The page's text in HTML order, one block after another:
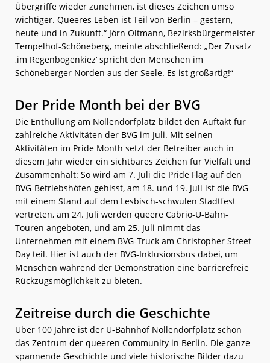
Übergriffe wieder zunehmen, ist dieses Zeichen umso
wichtiger. Queeres Leben ist Teil von Berlin – gestern,
heute und in Zukunft.“ Jörn Oltmann, Bezirksbürgermeister
Tempelhof-Schöneberg, meinte abschließend: „Der Zusatz
‚im Regenbogenkiez‘ spricht den Menschen im
Schöneberger Norden aus der Seele. Es ist großartig!“
Der Pride Month bei der BVG
Die Enthüllung am Nollendorfplatz bildet den Auftakt für
zahlreiche Aktivitäten der BVG im Juli. Mit seinen
Aktivitäten im Pride Month setzt der Betreiber auch in
diesem Jahr wieder ein sichtbares Zeichen für Vielfalt und
Zusammenhalt: So wird am 7. Juli die Pride Flag auf den
BVG-Betriebshöfen gehisst, am 18. und 19. Juli ist die BVG
mit einem Stand auf dem Lesbisch-schwulen Stadtfest
vertreten, am 24. Juli werden queere Cabrio-U-Bahn-
Touren angeboten, und am 25. Juli nimmt das
Unternehmen mit einem BVG-Truck am Christopher Street
Day teil. Hier ist auch der BVG-Inklusionsbus dabei, um
Menschen während der Demonstration eine barrierefreie
Rückzugsmöglichkeit zu bieten.
Zeitreise durch die Geschichte
Über 100 Jahre ist der U-Bahnhof Nollendorfplatz schon
das Zentrum der queeren Community in Berlin. Die ganze
spannende Geschichte und viele historische Bilder dazu